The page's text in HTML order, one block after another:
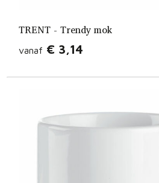
TRENT - Trendy mok
vanaf € 3,14